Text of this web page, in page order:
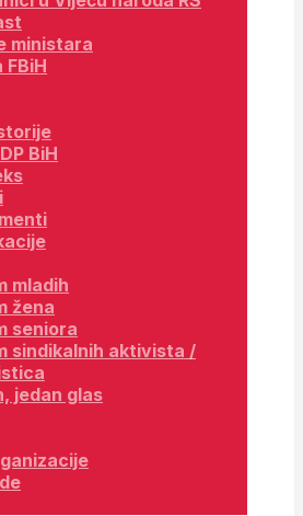
ministara
FBiH
BiH
mladih
žena
seniora
sindikalnih aktivista /
jedan glas